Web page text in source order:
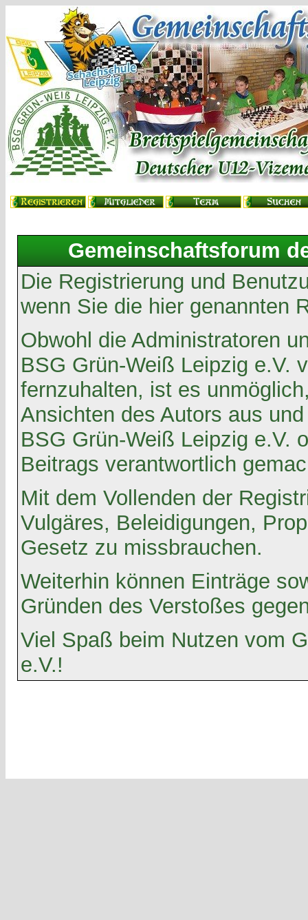
Gemeinschaftsforum
Die Registrierung und
wenn Sie die hier genannten
Obwohl die Administratoren
BSG Grün-Weiß Leipzig e.V.
fernzuhalten, ist es
Ansichten des Autors aus
BSG Grün-Weiß Leipzig e.V.
Beitrags verantwortlich
Mit dem Vollenden der
Vulgäres, Beleidigungen,
Gesetz zu missbrauchen.
Weiterhin können Einträge
Gründen des Verstoßes
Viel Spaß beim Nutzen vom
e.V.!